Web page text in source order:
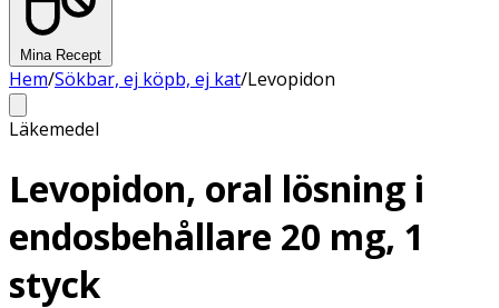
Mina Recept
Hem/Sökbar, ej köpb, ej kat/Levopidon
Läkemedel
Levopidon, oral lösning i
endosbehållare 20 mg, 1
styck